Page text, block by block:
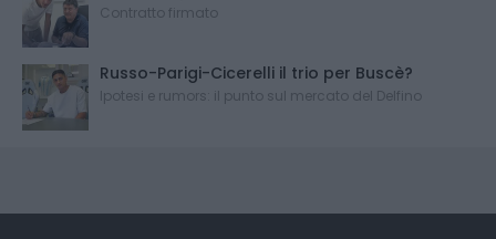
Contratto firmato
Russo-Parigi-Cicerelli il trio per Buscè?
Ipotesi e rumors: il punto sul mercato del Delfino